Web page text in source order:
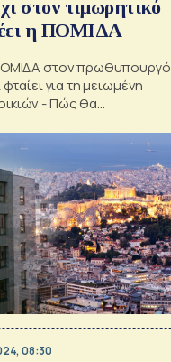
στον τιμωρητικό
η ΠΟΜΙΔΑ
στον πρωθυπουργό
για τη μειωμένη
- Πώς θα
08:30